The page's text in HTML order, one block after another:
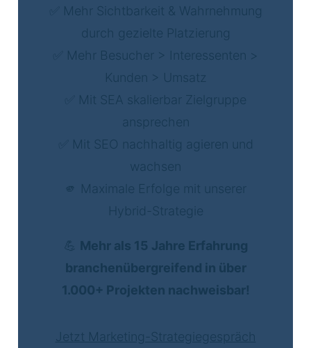
✅ Mehr Sichtbarkeit & Wahrnehmung
durch gezielte Platzierung
✅ Mehr Besucher > Interessenten >
Kunden > Umsatz
✅ Mit SEA skalierbar Zielgruppe
ansprechen
✅ Mit SEO nachhaltig agieren und
wachsen
🫵 Maximale Erfolge mit unserer
Hybrid-Strategie
💪
Mehr als 15 Jahre Erfahrung
branchenübergreifend in über
1.000+ Projekten nachweisbar!
Jetzt Marketing-Strategiegespräch